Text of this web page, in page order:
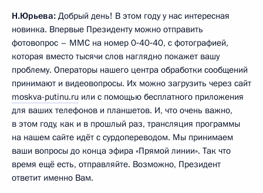
Н.Юрьева: Добрый день! В этом году у нас интересная
новинка. Впервые Президенту можно отправить
фотовопрос – ММС на номер 0‑40‑40, с фотографией,
которая вместо тысячи слов наглядно покажет вашу
проблему. Операторы нашего центра обработки сообщений
принимают и видеовопросы. Их можно загрузить через сайт
moskva-putinu.ru или с помощью бесплатного приложения
для ваших телефонов и планшетов. И, что очень важно,
в этом году, как и в прошлый раз, трансляция программы
на нашем сайте идёт с сурдопереводом. Мы принимаем
ваши вопросы до конца эфира «Прямой линии». Так что
время ещё есть, отправляйте. Возможно, Президент
ответит именно Вам.